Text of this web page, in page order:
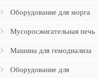
оборудование
Оборудование для морга
Мусоросжигательная печь
Машина для гемодиализа
Оборудование для